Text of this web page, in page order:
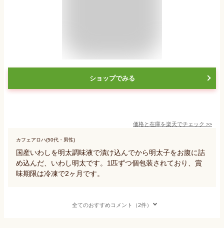
ショップでみる
価格と在庫を楽天でチェック >>
カフェアロハ(50代・男性)
国産いわしを明太調味液で漬け込んでから明太子をお腹に詰
め込んだ、いわし明太です。1匹ずつ個包装されており、賞
味期限は冷凍で2ヶ月です。
全てのおすすめコメント（2件）